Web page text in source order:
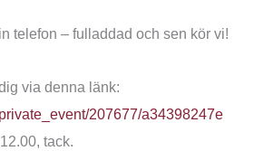
telefon – fulladdad och sen kör vi!
via denna länk:
207677/a34398247e
tack.